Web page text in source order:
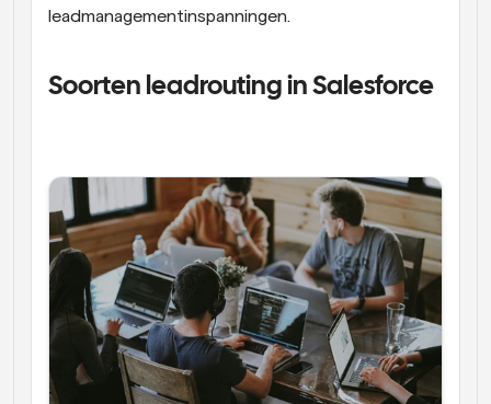
leadmanagementinspanningen.
Soorten leadrouting in Salesforce